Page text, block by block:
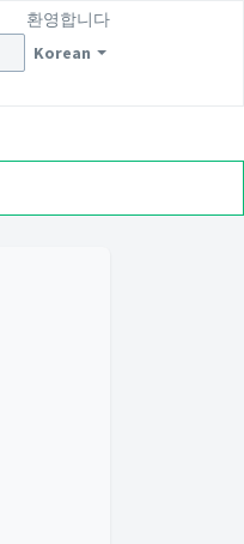
Korean
환영합니다